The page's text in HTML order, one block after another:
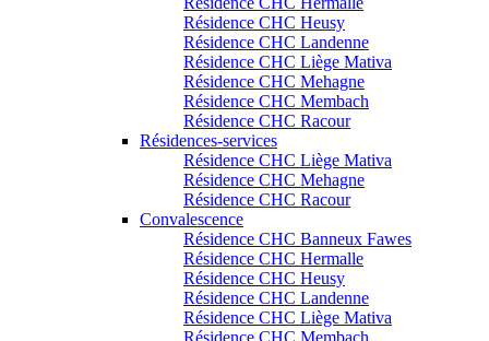
Résidence CHC Heusy
Résidence CHC Landenne
Résidence CHC Liège Mativa
Résidence CHC Mehagne
Résidence CHC Membach
Résidence CHC Racour
Résidences-services
Résidence CHC Liège Mativa
Résidence CHC Mehagne
Résidence CHC Racour
Convalescence
Résidence CHC Banneux Fawes
Résidence CHC Hermalle
Résidence CHC Heusy
Résidence CHC Landenne
Résidence CHC Liège Mativa
Résidence CHC Membach